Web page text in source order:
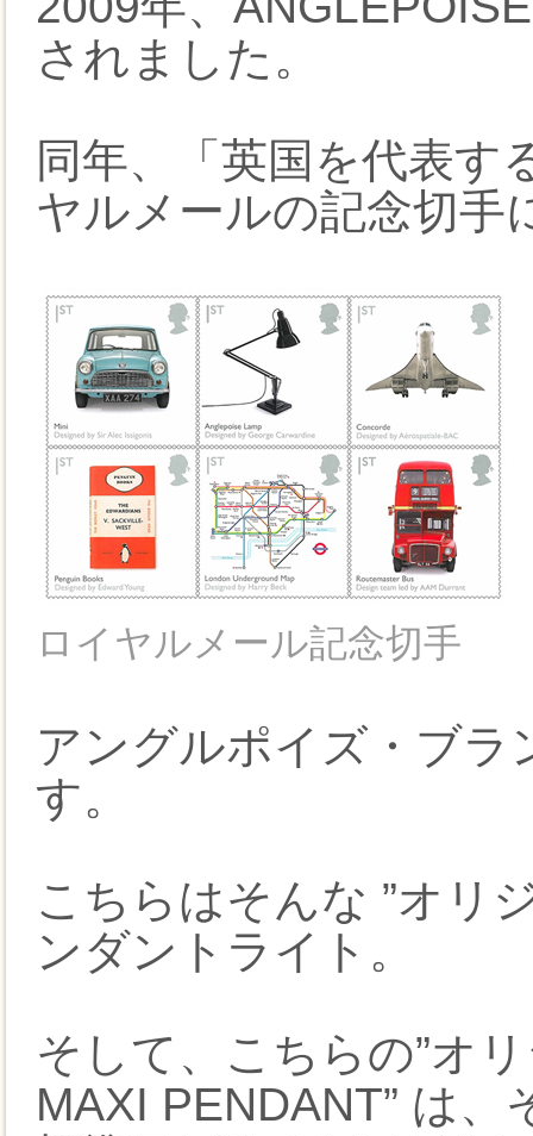
されました。
同年、「英国を代表す
ヤルメールの記念切手
ロイヤルメール記念切手
アングルポイズ・ブ
す。
こちらはそんな ”オリ
ンダントライト。
そして、こちらの”オ
MAXI PENDANT” は、